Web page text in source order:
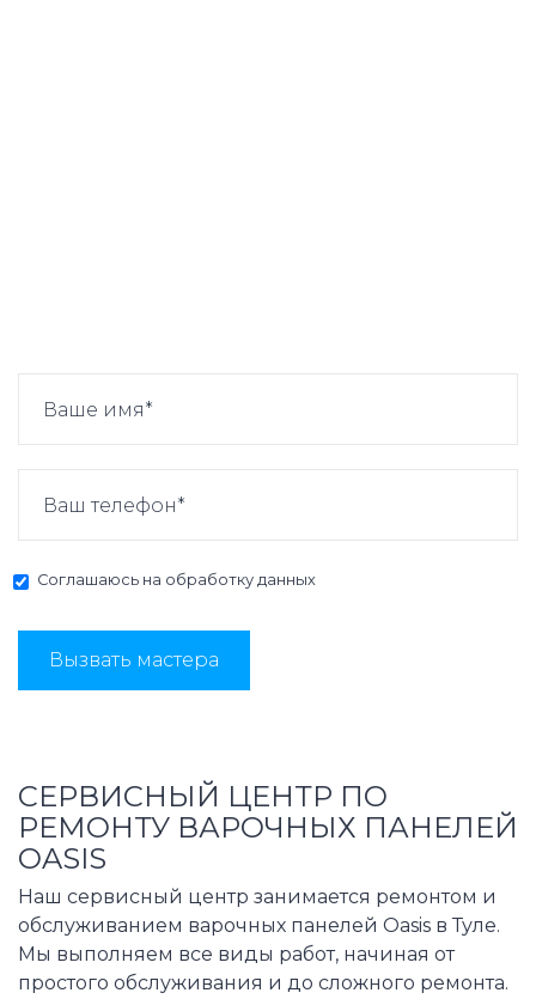
Соглашаюсь на обработку данных
Вызвать мастера
СЕРВИСНЫЙ ЦЕНТР ПО
РЕМОНТУ ВАРОЧНЫХ ПАНЕЛЕЙ
OASIS
Наш сервисный центр занимается ремонтом и
обслуживанием варочных панелей Oasis в Туле.
Мы выполняем все виды работ, начиная от
простого обслуживания и до сложного ремонта.